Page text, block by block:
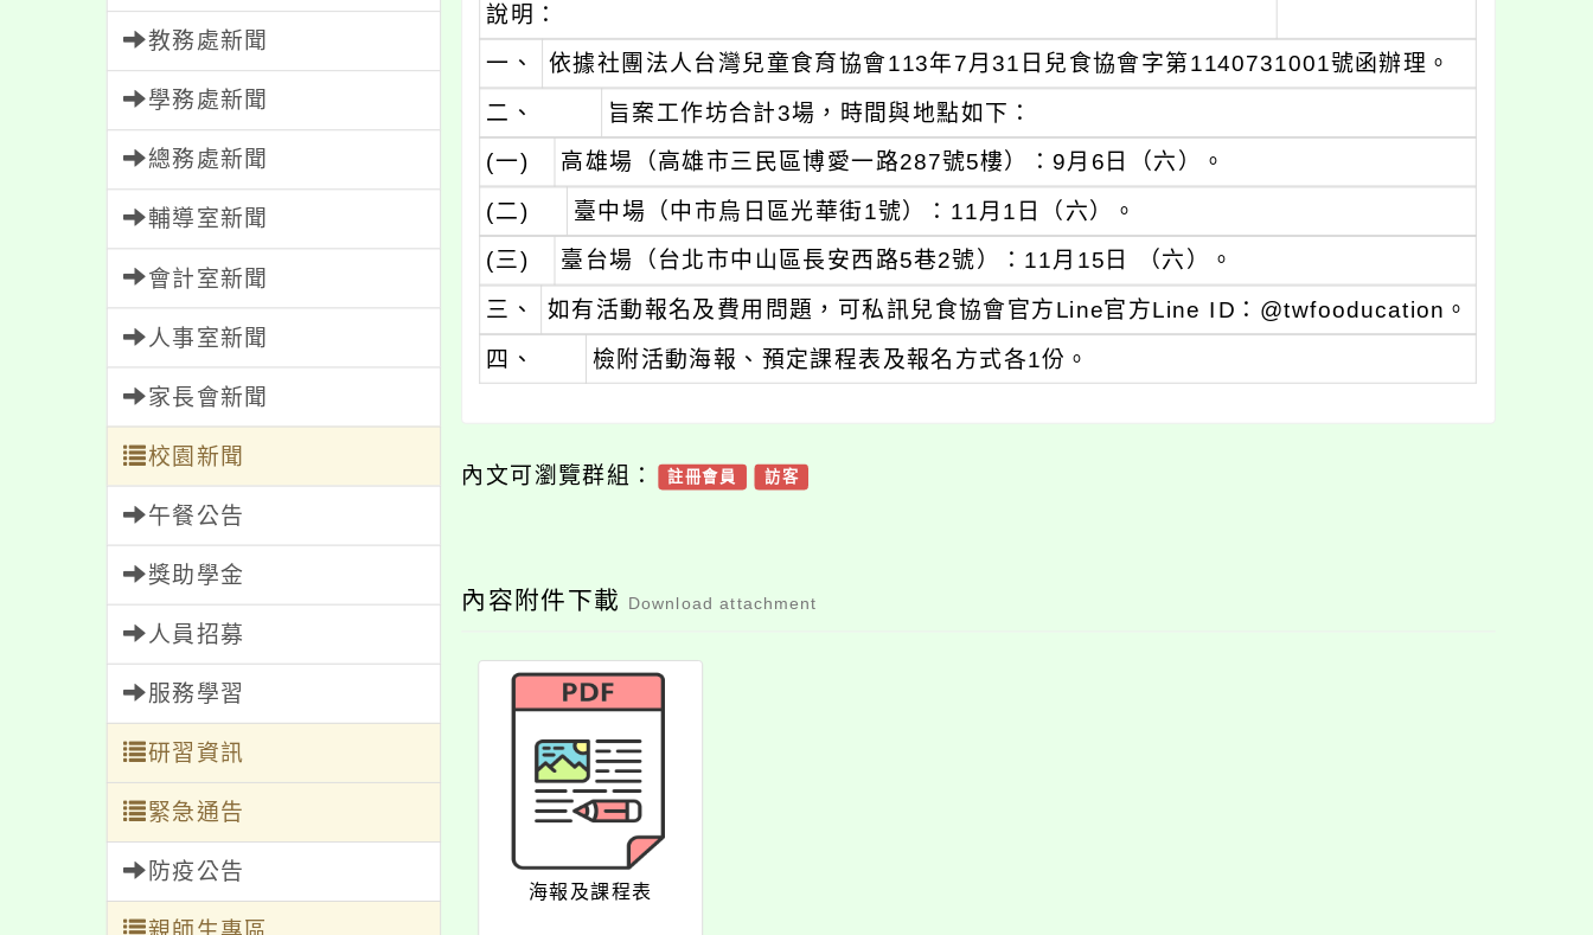
教務處新聞
學務處新聞
總務處新聞
輔導室新聞
會計室新聞
人事室新聞
家長會新聞
校園新聞
午餐公告
獎助學金
人員招募
服務學習
研習資訊
緊急通告
防疫公告
說明：
一、
依據社團法人台灣兒童食育協會113年7月31日兒食協會字第1140731001號函辦理。
二、
旨案工作坊合計3場，時間與地點如下：
(一) 高雄場（高雄市三民區博愛一路287號5樓）：9月6日（六）。
(二)
臺中場（中市烏日區光華街1號）：11月1日（六）。
(三)
臺台場（台北市中山區長安西路5巷2號）：11月15日 （六）。
三、
如有活動報名及費用問題，可私訊兒食協會官方Line官方Line ID：@twfooducation。
四、
檢附活動海報、預定課程表及報名方式各1份。
內文可瀏覽群組： 註冊會員 訪客
內容附件下載 Download attachment
海報及課程表